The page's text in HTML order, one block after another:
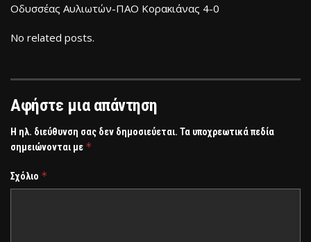
Οδυσσέας Αυλιωτών-ΠΑΟ Κορακιάνας 4-0
No related posts.
Αφήστε μια απάντηση
Η ηλ. διεύθυνση σας δεν δημοσιεύεται. Τα υποχρεωτικά πεδία
σημειώνονται με *
Σχόλιο *